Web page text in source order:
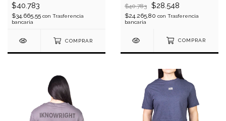
$40.783
$34.665,55 con Trasferencia
bancaria
COMPRAR
$40.783 $28.548
$24.265,80 con Trasferencia
bancaria
COMPRAR